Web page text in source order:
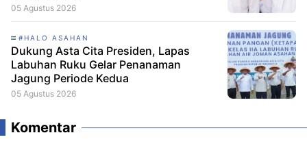
05 Agustus 2026
#HALO ASAHAN
Dukung Asta Cita Presiden, Lapas
Labuhan Ruku Gelar Penanaman
Jagung Periode Kedua
05 Agustus 2026
Komentar